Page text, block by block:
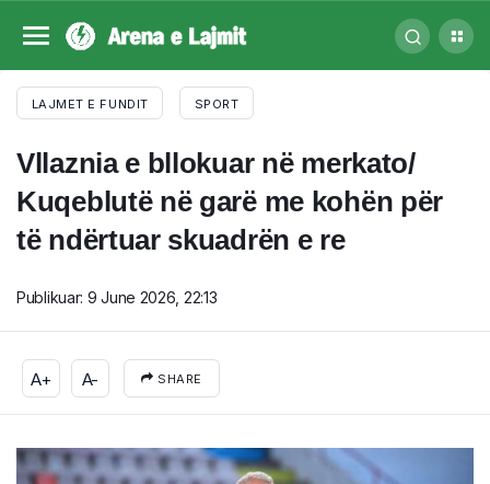
LAJMET E FUNDIT SPORT
Vllaznia e bllokuar në merkato/
Kuqeblutë në garë me kohën për
të ndërtuar skuadrën e re
Publikuar: 9 June 2026, 22:13
A+ A- SHARE